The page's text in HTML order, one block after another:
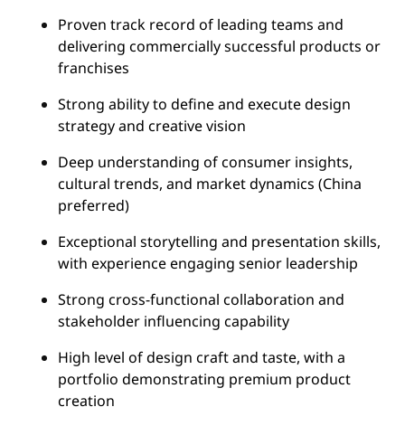
Proven track record of leading teams and
delivering commercially successful products or
franchises
Strong ability to define and execute design
strategy and creative vision
Deep understanding of consumer insights,
cultural trends, and market dynamics (China
preferred)
Exceptional storytelling and presentation skills,
with experience engaging senior leadership
Strong cross-functional collaboration and
stakeholder influencing capability
High level of design craft and taste, with a
portfolio demonstrating premium product
creation